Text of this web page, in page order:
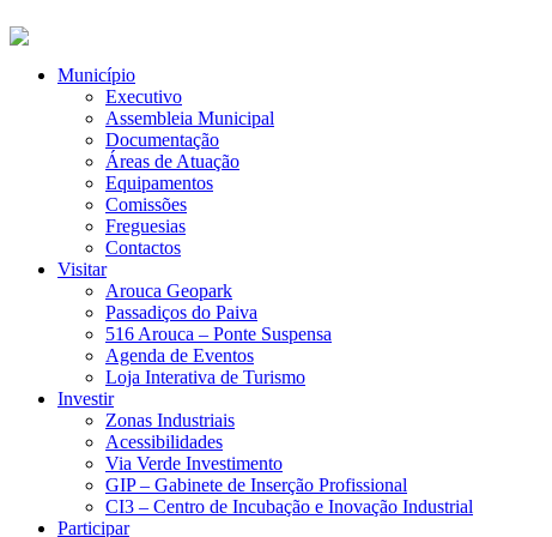
Município
Executivo
Assembleia Municipal
Documentação
Áreas de Atuação
Equipamentos
Comissões
Freguesias
Contactos
Visitar
Arouca Geopark
Passadiços do Paiva
516 Arouca – Ponte Suspensa
Agenda de Eventos
Loja Interativa de Turismo
Investir
Zonas Industriais
Acessibilidades
Via Verde Investimento
GIP – Gabinete de Inserção Profissional
CI3 – Centro de Incubação e Inovação Industrial
Participar